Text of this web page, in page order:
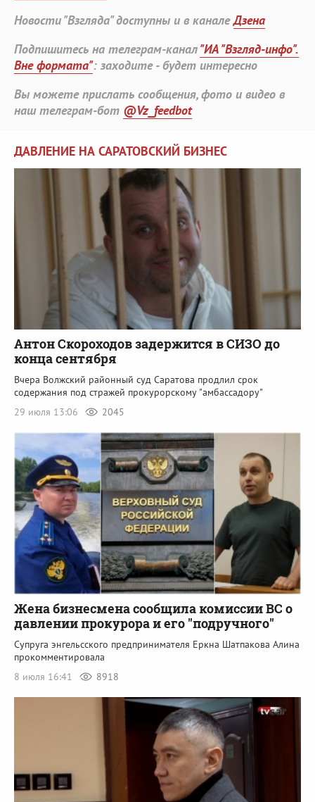
Новости "Взгляда" доступны и в каналеДзена
Подпишитесь на телеграм-канал"ИА "Взгляд-инфо".
Вне формата": заходите - будет интересно
Вы можете прислать сообщения, фото и видео в
наш телеграм-бот @Vz_feedbot
ДАВЛЕНИЕ НА САРАТОВСКИЙ БИЗНЕС
Антон Скороходов задержится в СИЗО до
конца сентября
Вчера Волжский районный суд Саратова продлил срок
содержания под стражей прокурорскому "амбассадору"
29 июля 13:06
2045
Жена бизнесмена сообщила комиссии ВС о
давлении прокурора и его "подручного"
Супруга энгельсского предпринимателя Еркна Шатпакова Алина
прокомментировала
8 июля 16:41
8918